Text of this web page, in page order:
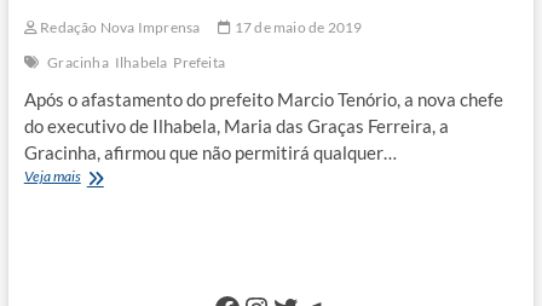
Redação Nova Imprensa
17 de maio de 2019
Gracinha Ilhabela Prefeita
Após o afastamento do prefeito Marcio Tenório, a nova chefe
do executivo de Ilhabela, Maria das Graças Ferreira, a
Gracinha, afirmou que não permitirá qualquer…
Veja maisNova